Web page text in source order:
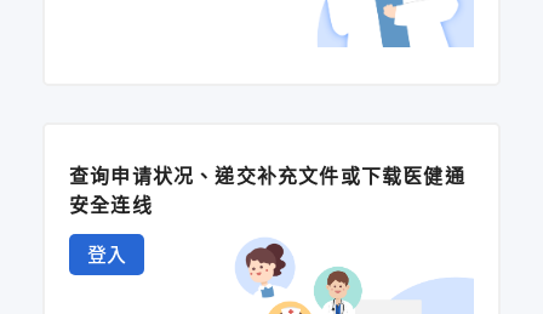
查询申请状况、递交补充文件或下载医健通
安全连线
登入